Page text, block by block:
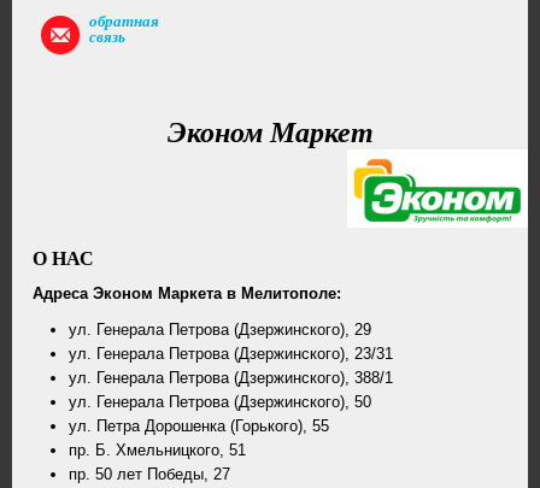
обратная
связь
Эконом Маркет
О НАС
Адреса Эконом Маркета в Мелитополе:
ул. Генерала Петрова (Дзержинского), 29
ул. Генерала Петрова (Дзержинского), 23/31
ул. Генерала Петрова (Дзержинского), 388/1
ул. Генерала Петрова (Дзержинского), 50
ул. Петра Дорошенка (Горького), 55
пр. Б. Хмельницкого, 51
пр. 50 лет Победы, 27